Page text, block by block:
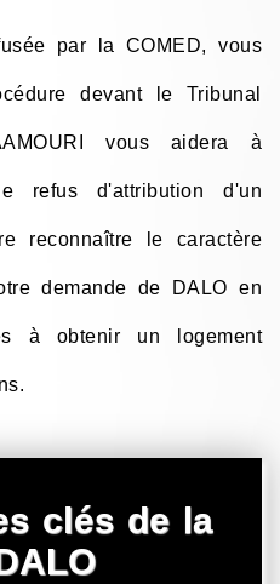
par la COMED, vous
devant le Tribunal
vous aidera à
refus d'attribution d'un
reconnaître le caractère
demande de DALO en
à obtenir un logement
clés de la